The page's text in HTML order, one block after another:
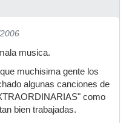
musica.
muchisima gente los
algunas canciones de
como
bien trabajadas.